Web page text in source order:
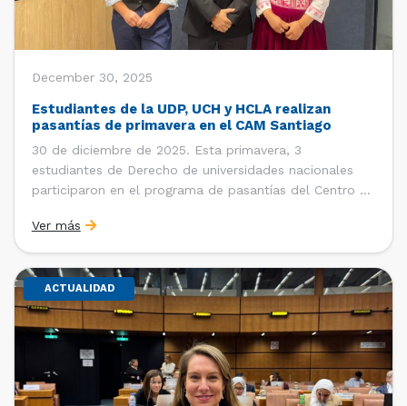
December 30, 2025
Estudiantes de la UDP, UCH y HCLA realizan
pasantías de primavera en el CAM Santiago
30 de diciembre de 2025. Esta primavera, 3
estudiantes de Derecho de universidades nacionales
participaron en el programa de pasantías del Centro de
de Santiago (CCS). Entre el 3 de noviembre y el 30 de
diciembre realizaron su pasantía Ingrid Ivania […]
Ver más
ACTUALIDAD